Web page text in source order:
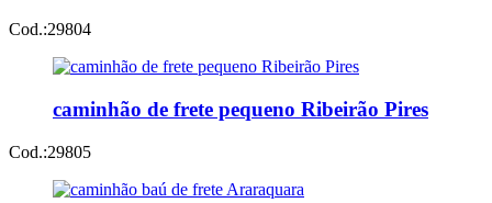
Cod.:29804
caminhão de frete pequeno Ribeirão Pires
Cod.:29805